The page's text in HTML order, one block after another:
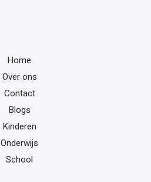
Home
Over ons
Contact
Blogs
Kinderen
Onderwijs
School